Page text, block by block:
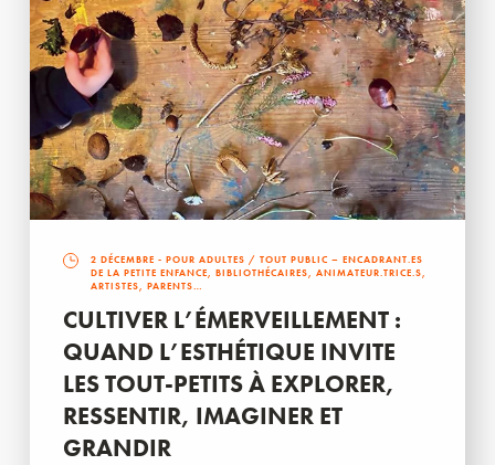
2 DÉCEMBRE - POUR ADULTES / TOUT PUBLIC – ENCADRANT.ES
DE LA PETITE ENFANCE, BIBLIOTHÉCAIRES, ANIMATEUR.TRICE.S,
ARTISTES, PARENTS…
CULTIVER L’ÉMERVEILLEMENT :
QUAND L’ESTHÉTIQUE INVITE
LES TOUT-PETITS À EXPLORER,
RESSENTIR, IMAGINER ET
GRANDIR